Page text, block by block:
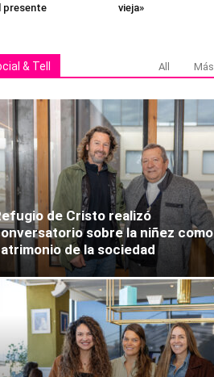
presente
vieja»
& Tell All Más
de Cristo realizó
sobre la niñez como
de la sociedad